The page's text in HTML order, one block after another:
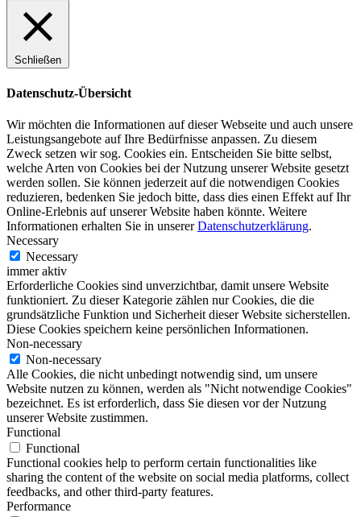
Schließen
Datenschutz-Übersicht
Wir möchten die Informationen auf dieser Webseite und auch unsere
Leistungsangebote auf Ihre Bedürfnisse anpassen. Zu diesem
Zweck setzen wir sog. Cookies ein. Entscheiden Sie bitte selbst,
welche Arten von Cookies bei der Nutzung unserer Website gesetzt
werden sollen. Sie können jederzeit auf die notwendigen Cookies
reduzieren, bedenken Sie jedoch bitte, dass dies einen Effekt auf Ihr
Online-Erlebnis auf unserer Website haben könnte. Weitere
Informationen erhalten Sie in unsererDatenschutzerklärung.
Necessary
Necessary
immer aktiv
Erforderliche Cookies sind unverzichtbar, damit unsere Website
funktioniert. Zu dieser Kategorie zählen nur Cookies, die die
grundsätzliche Funktion und Sicherheit dieser Website sicherstellen.
Diese Cookies speichern keine persönlichen Informationen.
Non-necessary
Non-necessary
Alle Cookies, die nicht unbedingt notwendig sind, um unsere
Website nutzen zu können, werden als "Nicht notwendige Cookies"
bezeichnet. Es ist erforderlich, dass Sie diesen vor der Nutzung
unserer Website zustimmen.
Functional
Functional
Functional cookies help to perform certain functionalities like
sharing the content of the website on social media platforms, collect
feedbacks, and other third-party features.
Performance